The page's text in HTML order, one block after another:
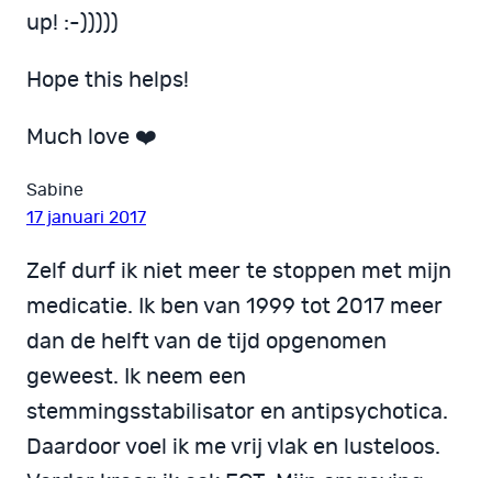
up! :-)))))
Hope this helps!
Much love ❤️
Sabine
17 januari 2017
Zelf durf ik niet meer te stoppen met mijn
medicatie. Ik ben van 1999 tot 2017 meer
dan de helft van de tijd opgenomen
geweest. Ik neem een
stemmingsstabilisator en antipsychotica.
Daardoor voel ik me vrij vlak en lusteloos.